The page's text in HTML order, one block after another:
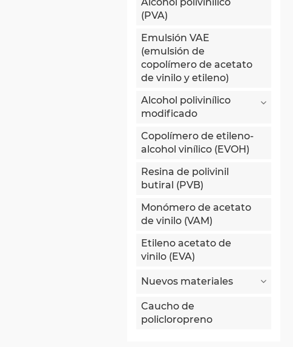
(PVA)
Emulsión VAE
(emulsión de
copolímero de acetato
de vinilo y etileno)
Alcohol polivinílico
modificado
Copolímero de etileno-
alcohol vinílico (EVOH)
Resina de polivinil
butiral (PVB)
Monómero de acetato
de vinilo (VAM)
Etileno acetato de
vinilo (EVA)
Nuevos materiales
Caucho de
policloropreno